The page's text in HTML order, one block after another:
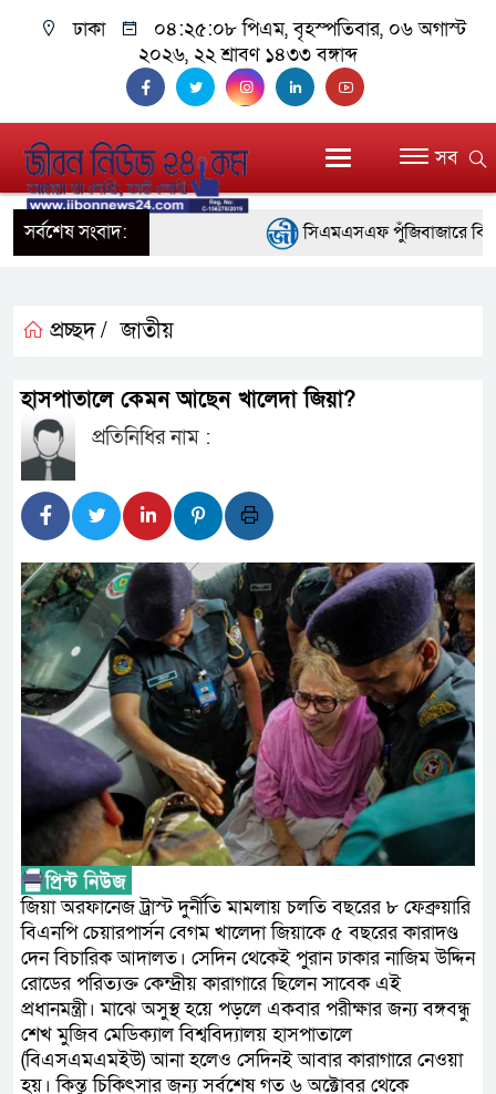
ঢাকা ০৪:২৫:০৯ পিএম, বৃহস্পতিবার, ০৬ অগাস্ট
২০২৬, ২২ শ্রাবণ ১৪৩৩ বঙ্গাব্দ
সব
সর্বশেষ সংবাদ:
সিএমএসএফ পুঁজিবাজারে
ওমানের সঙ্গে ইরানের হরমুজ
ফ্যাসিবাদবিরোধী আন্দোলনে
নিরপেক্ষ ও বিশ্বাসযোগ্য : প্রধানমন্ত্রী
বাগেরহাট মেডিকেল
জুলাই স্মৃতি জাদুঘরের দুয়ার
ফিলিপাইনের দক্ষিণ উপকূলে ৬.৩
আগস্টের শেষ সপ্তাহে খুলছে
প্রচ্ছদ / জাতীয়
হাসপাতালে কেমন আছেন খালেদা জিয়া?
প্রতিনিধির নাম :
জিয়া অরফানেজ ট্রাস্ট দুর্নীতি মামলায় চলতি বছরের ৮ ফেব্রুয়ারি
বিএনপি চেয়ারপার্সন বেগম খালেদা জিয়াকে ৫ বছরের কারাদণ্ড
দেন বিচারিক আদালত। সেদিন থেকেই পুরান ঢাকার নাজিম উদ্দিন
রোডের পরিত্যক্ত কেন্দ্রীয় কারাগারে ছিলেন সাবেক এই
প্রধানমন্ত্রী। মাঝে অসুস্থ হয়ে পড়লে একবার পরীক্ষার জন্য বঙ্গবন্ধু
শেখ মুজিব মেডিক্যাল বিশ্ববিদ্যালয় হাসপাতালে
(বিএসএমএমইউ) আনা হলেও সেদিনই আবার কারাগারে নেওয়া
হয়। কিন্তু চিকিৎসার জন্য সর্বশেষ গত ৬ অক্টোবর থেকে